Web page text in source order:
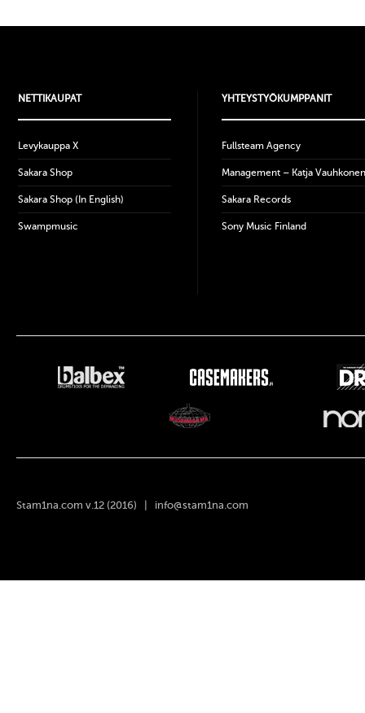
NETTIKAUPAT
Levykauppa X
Sakara Shop
Sakara Shop (In English)
Swampmusic
YHTEYSTYÖKUMPPANIT
Fullsteam Agency
Management – Katja Vauhkonen
Sakara Records
Sony Music Finland
Stam1na.com v.12 (2016) | info@stam1na.com